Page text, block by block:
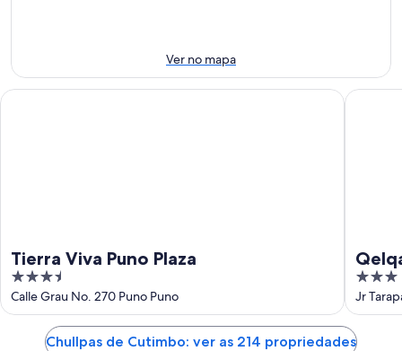
ago.
-
16
21
de
Ver no mapa
Tierra Viva Puno Plaza
3.5
out
of
Calle Grau No. 270 Puno Puno
Tierra Viva Puno Plaza
3
out
of
5
Jr
Chullpas de Cutimbo: ver as 214 propriedades